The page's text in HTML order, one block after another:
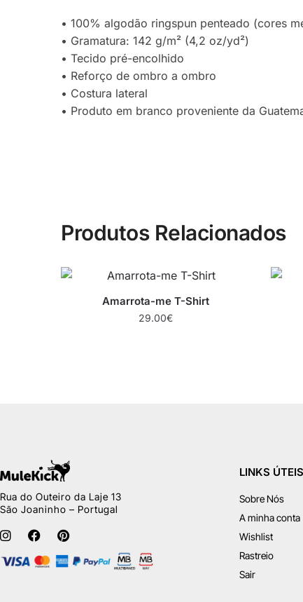
• 100% algodão ringspun penteado (cores
• Gramatura: 142 g/m² (4,2 oz/yd²)
• Tecido pré-encolhido
• Reforço de ombro a ombro
• Costura lateral
• Produto em branco proveniente da
Produtos Relacionados
Amarrota-me T-Shirt
29.00€
Rua do Outeiro da Laje 13
São Joaninho – Portugal
LINKS ÚTEIS
Sobre Nós
A minha conta
Wishlist
Rastreio
Sair